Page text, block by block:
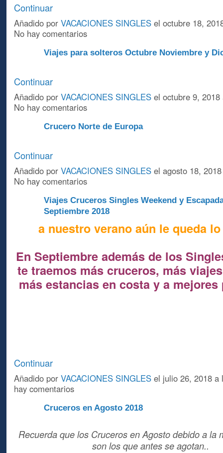
Continuar
Añadido por VACACIONES SINGLESel octubre 18,
No hay comentarios
Viajes para solteros Octubre Noviembre y
Continuar
Añadido por VACACIONES SINGLESel octubre 9,
No hay comentarios
Crucero Norte de Europa
Continuar
Añadido por VACACIONES SINGLESel agosto 18,
No hay comentarios
Viajes Cruceros Singles Weekend y
Septiembre 2018
a nuestro verano aún le queda
En Septiembre además de los
te traemos más cruceros, más
más estancias en costa y a
Continuar
Añadido por VACACIONES SINGLESel julio 26, 2018
hay comentarios
Cruceros en Agosto 2018
Recuerda que los Cruceros en Agosto debido a la
son los que antes se agotan..